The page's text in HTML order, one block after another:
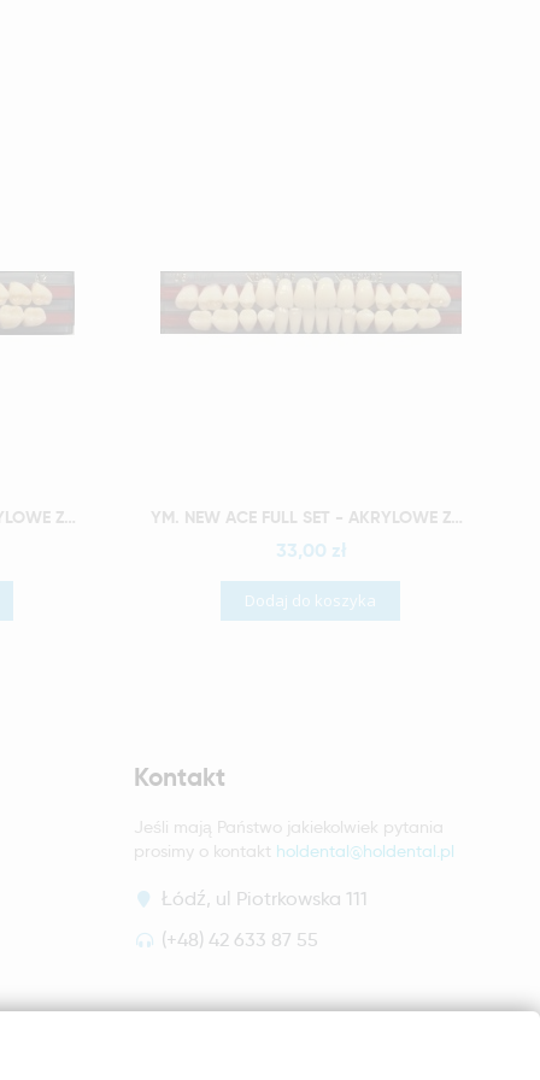
YM. NEW ACE FULL SET - AKRYLOWE ZĘBY SZTUCZNE - A2-O4 Szybki podgląd YM. NEW ACE FULL SET - AKRYLOWE ZĘBY SZTUCZNE - A2-O5
33,00 zł
Dodaj do koszyka
Kontakt
Jeśli mają Państwo jakiekolwiek pytania
prosimy o kontakt holdental@holdental.pl
Łódź, ul Piotrkowska 111
(+48) 42 633 87 55